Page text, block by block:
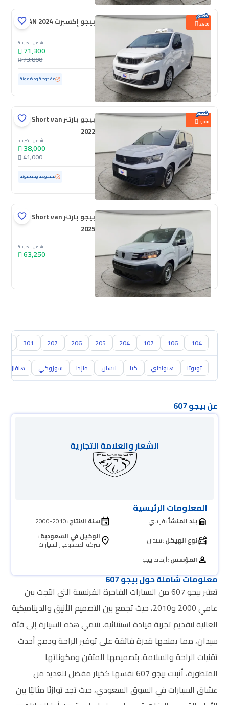
2,500 بيجو إكسبرت VAN 2024
شامل الضريبة
71,300
73,800
مستعملة 108,439 كم مفحوصة ومضمونة
3,000
بيجو بارتنر Short van
2022
شامل الضريبة
38,000
41,000
مستعملة 96,665 كم مفحوصة ومضمونة
بيجو بارتنر Short van
2025
شامل الضريبة
63,250
جديدة
104
106
107
204
205
206
207
301
تويوتا هيونداي كيا نيسان مازدا سوزوكي هافال
عن بيجو 607
الشعار والعلامة التجارية
المعلومات الرئيسية
بلد المنشأ :فرنسي سنة الانتاج :2000-2010
نوع الهيكل :سيدان الوكيل في السعودية :
شركة المجدوعي للسيارات
المؤسس :أرماند بيجو
معلومات شاملة حول بيجو 607
تعتبر بيجو 607 من السيارات الفاخرة الفرنسية التي انتجت بين
عامي 2000 و2010، حيث تجمع بين التصميم الأنيق والديناميكية
العالية لتقديم تجربة قيادة استثنائية. تنتمي هذه السيارة إلى فئة
سيدان، مما يمنحها قدرة فائقة على توفير الراحة ودمج أحدث
تقنيات الراحة والسلامة. بتصميمها المتقن ومكوناتها
المتطورة، أثبتت بيجو 607 نفسها كخيار مفضل للعديد من
عشاق السيارات في السوق السعودي، حيث تجد توازنًا مثاليًا بين